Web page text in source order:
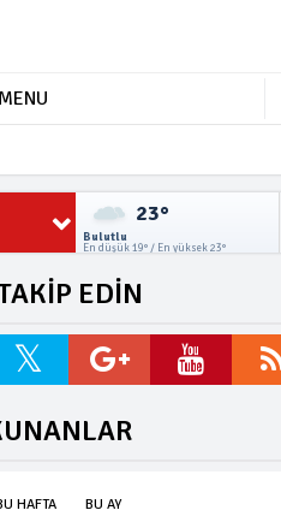
MENU
23°
Bulutlu
En düşük 19° / En yüksek 23°
EDİN
HAFTA BU AY